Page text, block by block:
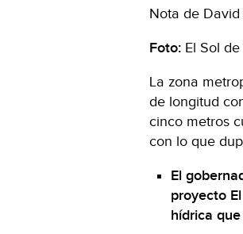
Nota de David
Foto: El Sol
La zona
de longitud
cinco metros
con lo que
El
proyecto
hídrica